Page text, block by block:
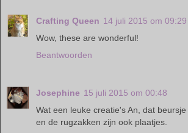
Crafting Queen 14 juli 2015 om 09:29
Wow, these are wonderful!
Beantwoorden
Josephine 15 juli 2015 om 00:48
Wat een leuke creatie's An, dat
en de rugzakken zijn ook plaatjes.